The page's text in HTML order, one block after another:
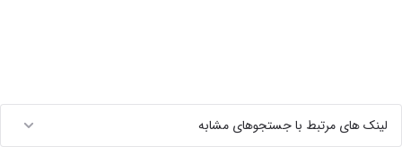
لینک های مرتبط با جستجوهای مشابه